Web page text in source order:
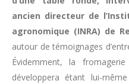
ancien directeur de
agronomique (INRA) de
autour de témoignages
Évidemment, la
développera étant lui-